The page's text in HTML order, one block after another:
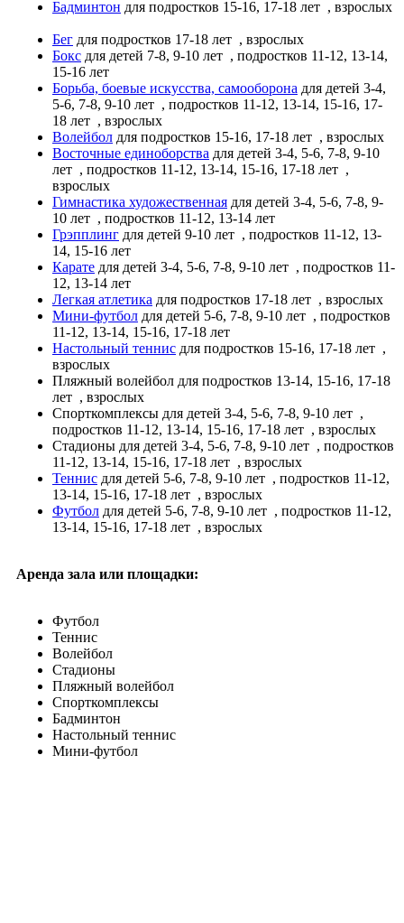
Бадминтон для подростков 15-16, 17-18 лет , взрослых
Бег для подростков 17-18 лет , взрослых
Бокс для детей 7-8, 9-10 лет , подростков 11-12, 13-14,
15-16 лет
Борьба, боевые искусства, самооборона для детей 3-4,
5-6, 7-8, 9-10 лет , подростков 11-12, 13-14, 15-16, 17-
18 лет , взрослых
Волейбол для подростков 15-16, 17-18 лет , взрослых
Восточные единоборства для детей 3-4, 5-6, 7-8, 9-10
лет , подростков 11-12, 13-14, 15-16, 17-18 лет ,
взрослых
Гимнастика художественная для детей 3-4, 5-6, 7-8, 9-
10 лет , подростков 11-12, 13-14 лет
Грэпплинг для детей 9-10 лет , подростков 11-12, 13-
14, 15-16 лет
Карате для детей 3-4, 5-6, 7-8, 9-10 лет , подростков 11-
12, 13-14 лет
Легкая атлетика для подростков 17-18 лет , взрослых
Мини-футбол для детей 5-6, 7-8, 9-10 лет , подростков
11-12, 13-14, 15-16, 17-18 лет
Настольный теннис для подростков 15-16, 17-18 лет ,
взрослых
Пляжный волейбол для подростков 13-14, 15-16, 17-18
лет , взрослых
Спорткомплексы для детей 3-4, 5-6, 7-8, 9-10 лет ,
подростков 11-12, 13-14, 15-16, 17-18 лет , взрослых
Стадионы для детей 3-4, 5-6, 7-8, 9-10 лет , подростков
11-12, 13-14, 15-16, 17-18 лет , взрослых
Теннис для детей 5-6, 7-8, 9-10 лет , подростков 11-12,
13-14, 15-16, 17-18 лет , взрослых
Футбол для детей 5-6, 7-8, 9-10 лет , подростков 11-12,
13-14, 15-16, 17-18 лет , взрослых
Аренда зала или площадки:
Футбол
Теннис
Волейбол
Стадионы
Пляжный волейбол
Спорткомплексы
Бадминтон
Настольный теннис
Мини-футбол